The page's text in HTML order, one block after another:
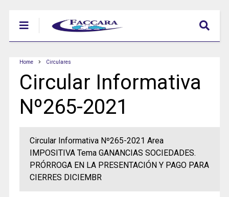
Home Circulares
Circular Informativa
Nº265-2021
Circular Informativa Nº265-2021 Area
IMPOSITIVA Tema GANANCIAS SOCIEDADES.
PRÓRROGA EN LA PRESENTACIÓN Y PAGO PARA
CIERRES DICIEMBR